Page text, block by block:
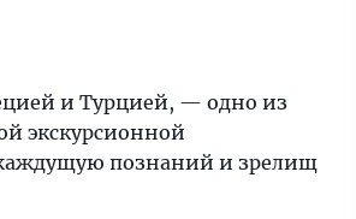
и Турцией, — одно из
экскурсионной
познаний и зрелищ